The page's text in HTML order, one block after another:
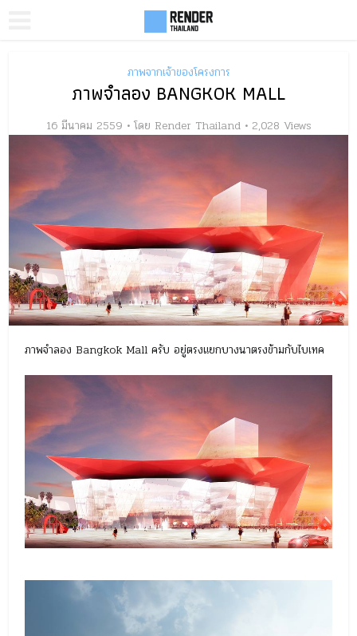
ภาพจากเจ้าของโครงการ
ภาพจำลอง BANGKOK MALL
16 มีนาคม 2559 โดย Render Thailand 2,028 Views
ภาพจำลอง Bangkok Mall ครับ อยู่ตรงแยกบางนาตรงข้ามกับไบเทค